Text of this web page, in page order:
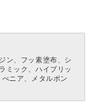
ン、フッ素塗布、シ
ミック、ハイブリッ
ニア、メタルボン